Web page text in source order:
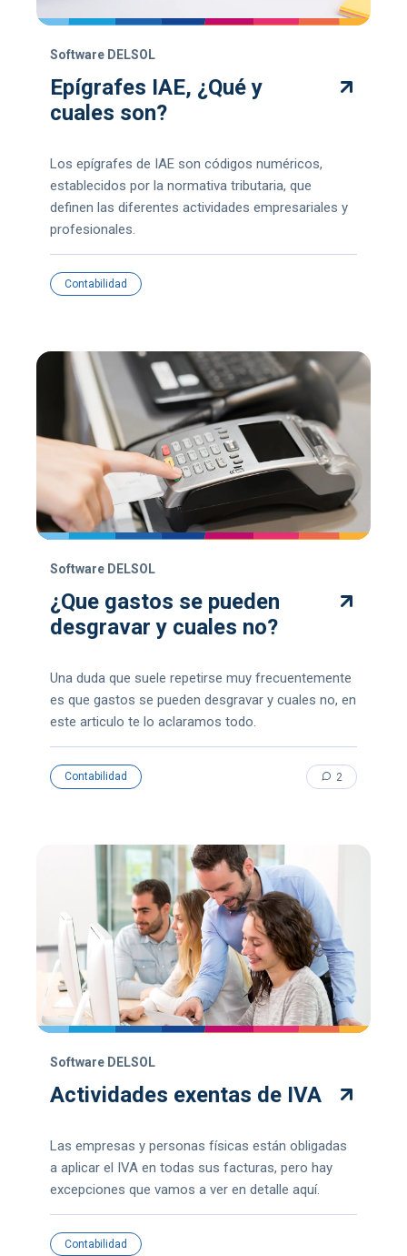
Software DELSOL
Epígrafes IAE, ¿Qué y
cuales son?
Los epígrafes de IAE son códigos numéricos,
establecidos por la normativa tributaria, que
definen las diferentes actividades empresariales y
profesionales.
Contabilidad
Software DELSOL
¿Que gastos se pueden
desgravar y cuales no?
Una duda que suele repetirse muy frecuentemente
es que gastos se pueden desgravar y cuales no, en
este articulo te lo aclaramos todo.
Contabilidad 2
Software DELSOL
Actividades exentas de IVA
Las empresas y personas físicas están obligadas
a aplicar el IVA en todas sus facturas, pero hay
excepciones que vamos a ver en detalle aquí.
Contabilidad